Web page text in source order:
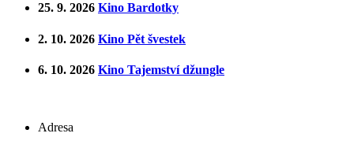
25. 9. 2026 Kino Bardotky
2. 10. 2026 Kino Pět švestek
6. 10. 2026 Kino Tajemství džungle
Adresa